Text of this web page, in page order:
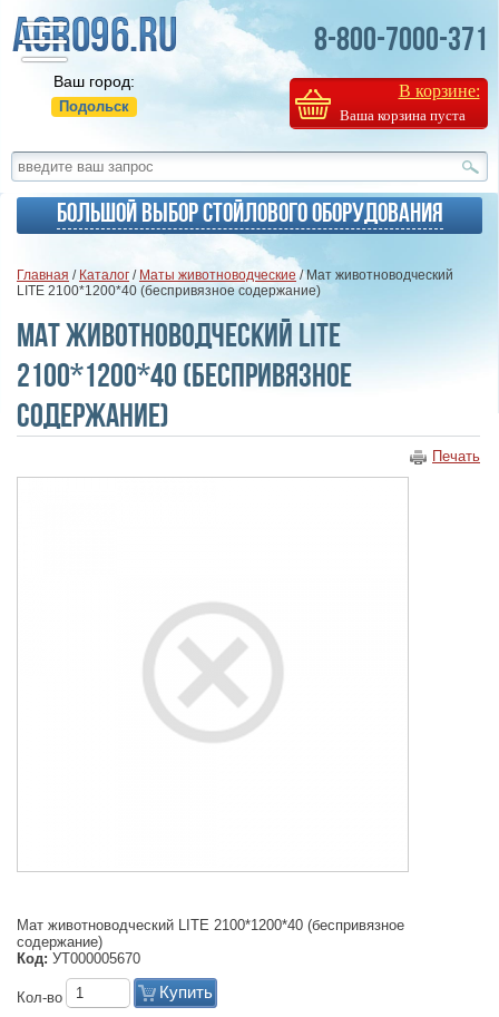
Ваш город:
Подольск
8-800-7000-371
В корзине:
Ваша корзина пуста
Большой выбор стойлового оборудования
Главная / Каталог / Маты животноводческие / Мат животноводческий
LITE 2100*1200*40 (беспривязное содержание)
Мат животноводческий LITE
2100*1200*40 (беспривязное
содержание)
Печать
Мат животноводческий LITE 2100*1200*40 (беспривязное
содержание)
Код: УТ000005670
Кол-во Купить